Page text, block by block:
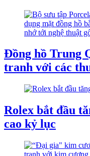
Đồng hồ Trung
tranh với các
Rolex bắt đầu
cao kỷ lục